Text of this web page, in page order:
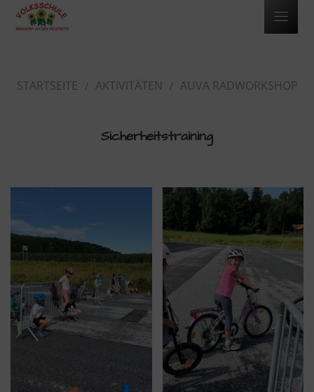
STARTSEITE AKTIVITÄTEN AUVA RADWORKSHOP
Sicherheitstraining